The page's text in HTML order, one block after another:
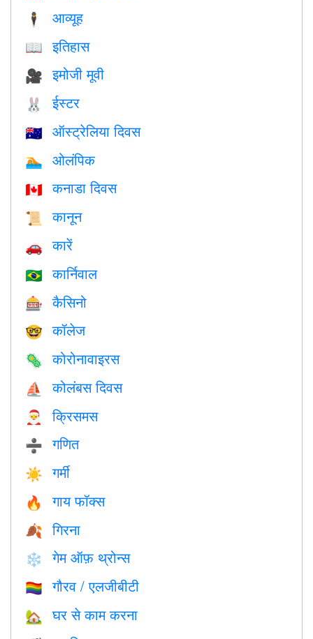
🕴️ आव्यूह
📖 इतिहास
🎥 इमोजी मूवी
🐰 ईस्टर
🇦🇺 ऑस्ट्रेलिया दिवस
🏊 ओलंपिक
🇨🇦 कनाडा दिवस
📜 कानून
🚗 कारें
🇧🇷 कार्निवाल
🎰 कैसिनो
🤓 कॉलेज
🦠 कोरोनावाइरस
⛵️ कोलंबस दिवस
🎅 क्रिसमस
➗ गणित
☀️ गर्मी
🔥 गाय फॉक्स
🍂 गिरना
❄️ गेम ऑफ़ थ्रोन्स
🏳️‍🌈 गौरव / एलजीबीटी
🏡 घर से काम करना